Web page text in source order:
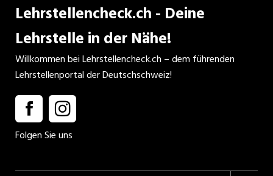
Lehrstellencheck.ch - Deine
Lehrstelle in der Nähe!
Willkommen bei Lehrstellencheck.ch – dem führenden
Lehrstellenportal der Deutschschweiz!
Folgen Sie uns